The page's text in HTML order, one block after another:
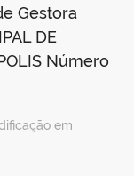
Gestora
DE
Número
em